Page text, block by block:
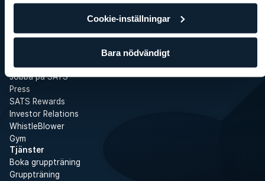
Cookie-inställningar
Bara nödvändigt
SATS
Företag
Jobba på SATS
Press
SATS Rewards
Investor Relations
WhistleBlower
Gym
Tjänster
Boka gruppträning
Gruppträning